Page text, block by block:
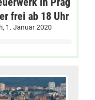
frei ab 18 Uhr
1. Januar 2020